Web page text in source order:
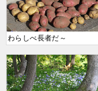
わらしべ長者だ～